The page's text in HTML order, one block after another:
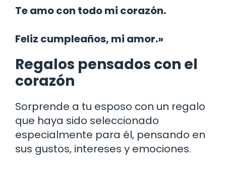
Te amo con todo mi corazón.
Feliz cumpleaños, mi amor.»
Regalos pensados con el
corazón
Sorprende a tu esposo con un regalo
que haya sido seleccionado
especialmente para él, pensando en
sus gustos, intereses y emociones.